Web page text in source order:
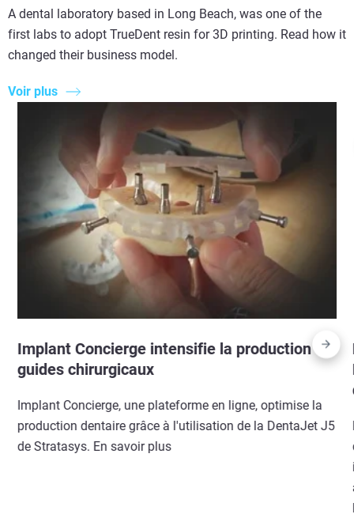
A dental laboratory based in Long Beach, was one of the
first labs to adopt TrueDent resin for 3D printing. Read how it
changed their business model.
Voir plus
Implant Concierge intensifie la production de
guides chirurgicaux
Implant Concierge, une plateforme en ligne, optimise la
production dentaire grâce à l'utilisation de la DentaJet J5
de Stratasys. En savoir plus